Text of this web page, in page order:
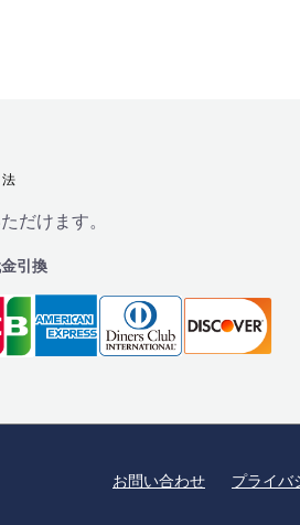
だけます。
金引換
お問い合わせ プライバ